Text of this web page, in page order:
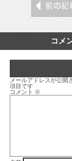
コメ
メールアドレスが公開
項目です
コメント ※